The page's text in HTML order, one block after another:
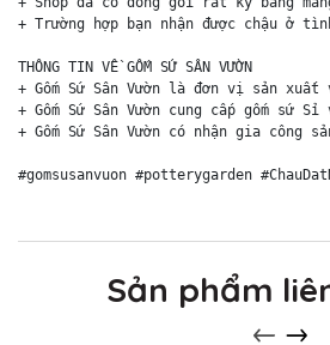
+ Trường hợp bạn nhận được chậu ở
THÔNG TIN VỀ GỐM SỨ SÂN VƯỜN
+ Gốm Sứ Sân Vườn là đơn vị sản
+ Gốm Sứ Sân Vườn cung cấp gốm
+ Gốm Sứ Sân Vườn có nhận gia công
#gomsusanvuon #potterygarden
Sản phẩm